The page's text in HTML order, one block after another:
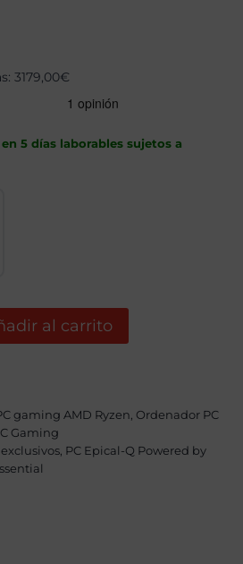
3179,00€
5 días laborables sujetos a
al carrito
gaming AMD Ryzen Ordenador PC
Gaming
PC Epical-Q Powered by